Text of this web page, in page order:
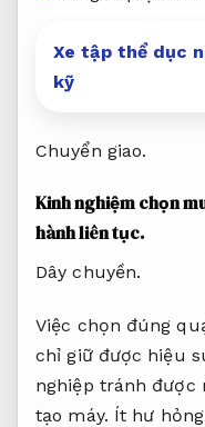
Xe tập thể dục
kỹ
Chuyển giao.
Kinh nghiệm chọn
hành liên tục.
Dây chuyền.
Việc chọn đúng
chỉ giữ được hiệu
nghiệp tránh
tạo máy. Ít hư